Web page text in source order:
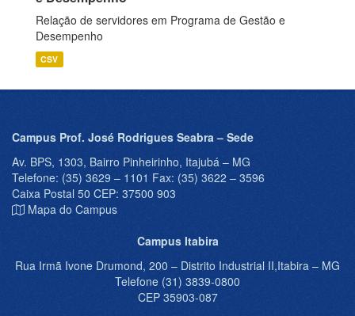
Relação de servidores em Programa de Gestão e
Desempenho
CSV
Campus Prof. José Rodrigues Seabra – Sede
Av. BPS, 1303, Bairro Pinheirinho, Itajubá – MG
Telefone: (35) 3629 – 1101 Fax: (35) 3622 – 3596
Caixa Postal 50 CEP: 37500 903
Mapa do Campus
Campus Itabira
Rua Irmã Ivone Drumond, 200 – Distrito Industrial II,Itabira – MG
Telefone (31) 3839-0800
CEP 35903-087